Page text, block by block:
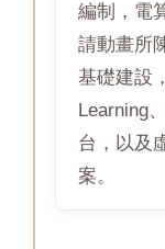
編制，電
請動畫所
基礎建設
Learning
台，以及
案。